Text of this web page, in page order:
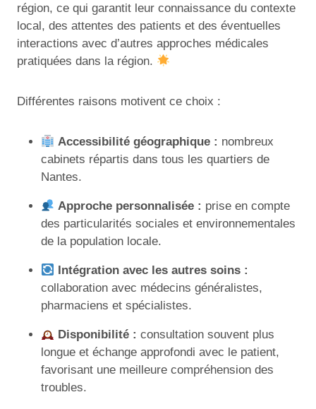
région, ce qui garantit leur connaissance du contexte
local, des attentes des patients et des éventuelles
interactions avec d’autres approches médicales
pratiquées dans la région.
Différentes raisons motivent ce choix :
Accessibilité géographique : nombreux
cabinets répartis dans tous les quartiers de
Nantes.
Approche personnalisée : prise en compte
des particularités sociales et environnementales
de la population locale.
Intégration avec les autres soins :
collaboration avec médecins généralistes,
pharmaciens et spécialistes.
Disponibilité : consultation souvent plus
longue et échange approfondi avec le patient,
favorisant une meilleure compréhension des
troubles.